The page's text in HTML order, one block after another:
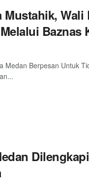
Baznas
Medan Berpesan Untuk